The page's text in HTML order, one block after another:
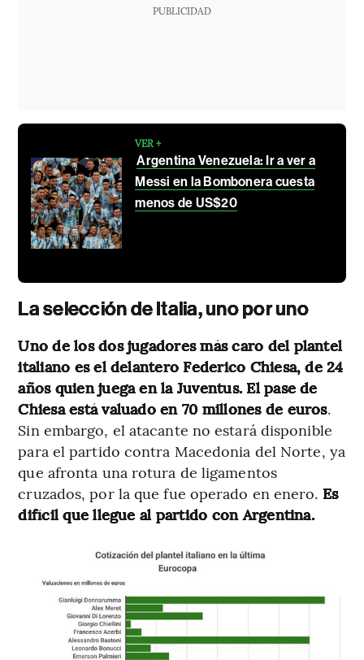
PUBLICIDAD
VER +
Argentina Venezuela: Ir a ver a
Messi en la Bombonera cuesta
menos de US$20
La selección de Italia, uno por uno
Uno de los dos jugadores más caro del plantel
italiano es el delantero Federico Chiesa, de 24
años quien juega en la Juventus. El pase de
Chiesa está valuado en 70 millones de euros.
Sin embargo, el atacante no estará disponible
para el partido contra Macedonia del Norte, ya
que afronta una rotura de ligamentos
cruzados, por la que fue operado en enero. Es
difícil que llegue al partido con Argentina.